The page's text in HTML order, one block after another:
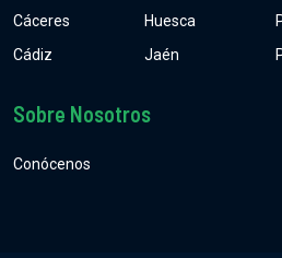
Cáceres
Cádiz
Huesca
Jaén
Sobre Nosotros
Conócenos